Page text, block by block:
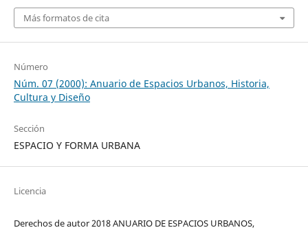
Más formatos de cita
Número
Núm. 07 (2000): Anuario de Espacios Urbanos, Historia,
Cultura y Diseño
Sección
ESPACIO Y FORMA URBANA
Licencia
Derechos de autor 2018 ANUARIO DE ESPACIOS URBANOS,